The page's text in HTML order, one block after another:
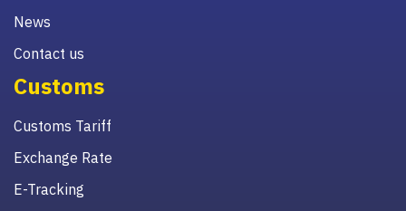
News
Contact us
Customs
Customs Tariff
Exchange Rate
E-Tracking